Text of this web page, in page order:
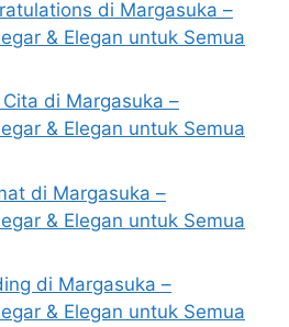
di Margasuka –
& Elegan untuk Semua
di Margasuka –
& Elegan untuk Semua
di Margasuka –
& Elegan untuk Semua
di Margasuka –
& Elegan untuk Semua